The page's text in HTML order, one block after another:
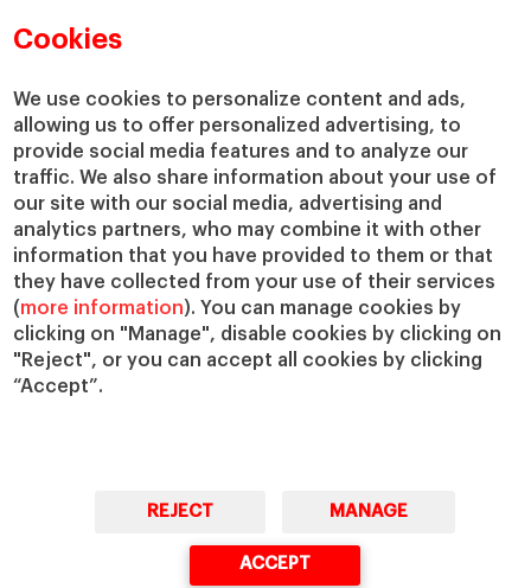
Cookies
We use cookies to personalize content and ads,
allowing us to offer personalized advertising, to
provide social media features and to analyze our
traffic. We also share information about your use of
our site with our social media, advertising and
analytics partners, who may combine it with other
information that you have provided to them or that
they have collected from your use of their services
(more information). You can manage cookies by
clicking on "Manage", disable cookies by clicking on
"Reject", or you can accept all cookies by clicking
“Accept”.
REJECT MANAGE
ACCEPT
Departamentos académicos
Cátedras
IESE Insight
IESE Publishing
Nuestro impacto
Colabora con el IESE
Servicios
Biblioteca
Canal de Compliance
Capellanía
IESE Shop
Jobs @IESE
Préstamos y becas
© Copyright, 2026. IESE Business School | University of Navarra